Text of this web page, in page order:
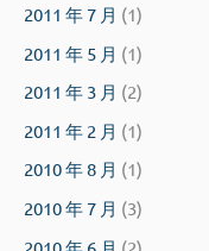
2011 年 7 月 (1)
2011 年 5 月 (1)
2011 年 3 月 (2)
2011 年 2 月 (1)
2010 年 8 月 (1)
2010 年 7 月 (3)